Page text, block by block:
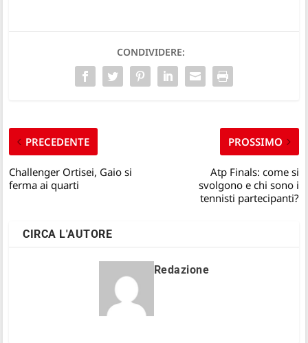
CONDIVIDERE:
PRECEDENTE
Challenger Ortisei, Gaio si
ferma ai quarti
PROSSIMO
Atp Finals: come si
svolgono e chi sono i
tennisti partecipanti?
CIRCA L'AUTORE
Redazione